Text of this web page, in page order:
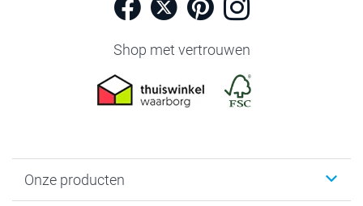
Shop met vertrouwen
Onze producten